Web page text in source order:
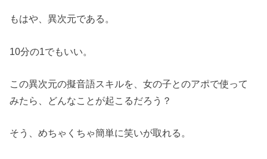
もはや、異次元である。
10分の1でもいい。
この異次元の擬音語スキルを、女の子とのアポで使って
みたら、どんなことが起こるだろう？
そう、めちゃくちゃ簡単に笑いが取れる。